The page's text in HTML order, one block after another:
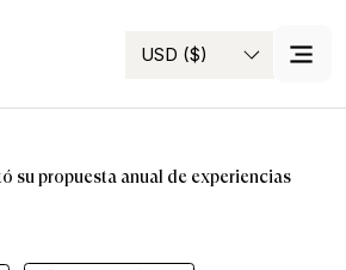
USD ($)
su propuesta anual de experiencias